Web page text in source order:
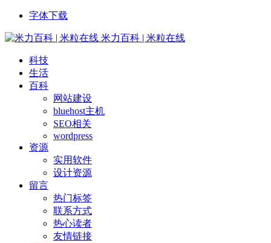
字体下载
米力百科 | 米粒在线
科技
生活
百科
网站建设
bluehost主机
SEO相关
wordpress
资源
实用软件
设计资源
留言
热门标签
联系方式
热心读者
友情链接